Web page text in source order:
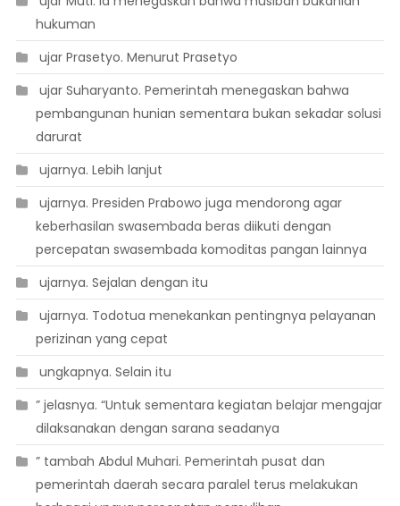
hukuman
 ujar Prasetyo. Menurut Prasetyo
 ujar Suharyanto. Pemerintah menegaskan bahwa
pembangunan hunian sementara bukan sekadar solusi
darurat
 ujarnya. Lebih lanjut
 ujarnya. Presiden Prabowo juga mendorong agar
keberhasilan swasembada beras diikuti dengan
percepatan swasembada komoditas pangan lainnya
 ujarnya. Sejalan dengan itu
 ujarnya. Todotua menekankan pentingnya pelayanan
perizinan yang cepat
 ungkapnya. Selain itu
” jelasnya. “Untuk sementara kegiatan belajar mengajar
dilaksanakan dengan sarana seadanya
” tambah Abdul Muhari. Pemerintah pusat dan
pemerintah daerah secara paralel terus melakukan